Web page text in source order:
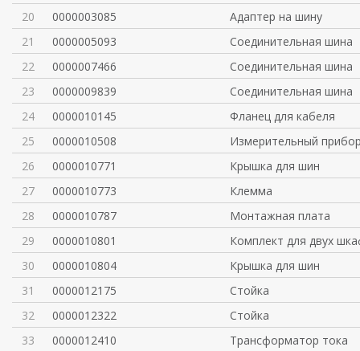
20
0000003085
Адаптер на шину
21
0000005093
Соединительная шина
22
0000007466
Соединительная шина
23
0000009839
Соединительная шина
24
0000010145
Фланец для кабеля
25
0000010508
Измерительный
26
0000010771
Крышка для шин
27
0000010773
Клемма
28
0000010787
Монтажная плата
29
0000010801
Комплект для двух
30
0000010804
Крышка для шин
31
0000012175
Стойка
32
0000012322
Стойка
33
0000012410
Трансформатор тока